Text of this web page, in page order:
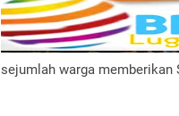
sejumlah warga memberikan